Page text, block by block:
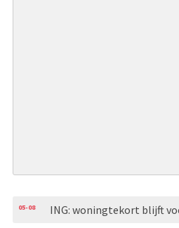
05-08 ING: woningtekort blijft